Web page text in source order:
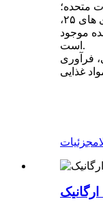
این محصول در بسته بندی های ۲۵،
موجود
است.
فرآوری
غذایی
جزئیات